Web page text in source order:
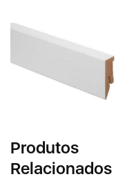
Produtos
Relacionados